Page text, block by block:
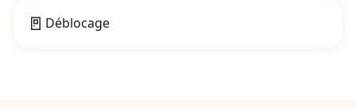
🚪 Déblocage